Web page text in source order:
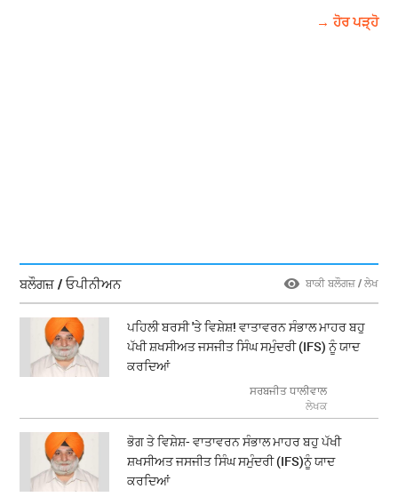
→ ਹੋਰ ਪੜ੍ਹੋ
ਬਲੌਗਜ਼ / ਓਪੀਨੀਅਨ ਬਾਕੀ ਬਲੌਗਜ਼ / ਲੇਖ
ਪਹਿਲੀ ਬਰਸੀ 'ਤੇ ਵਿਸ਼ੇਸ਼! ਵਾਤਾਵਰਨ ਸੰਭਾਲ ਮਾਹਰ ਬਹੁ
ਪੱਖੀ ਸ਼ਖਸੀਅਤ ਜਸਜੀਤ ਸਿੰਘ ਸਮੁੰਦਰੀ (IFS) ਨੂੰ ਯਾਦ
ਕਰਦਿਆਂ
ਸਰਬਜੀਤ ਧਾਲੀਵਾਲ
ਲੇਖਕ
ਭੋਗ ਤੇ ਵਿਸ਼ੇਸ਼- ਵਾਤਾਵਰਨ ਸੰਭਾਲ ਮਾਹਰ ਬਹੁ ਪੱਖੀ
ਸ਼ਖਸੀਅਤ ਜਸਜੀਤ ਸਿੰਘ ਸਮੁੰਦਰੀ (IFS)ਨੂੰ ਯਾਦ
ਕਰਦਿਆਂ